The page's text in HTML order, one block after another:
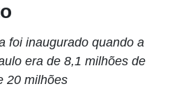
foi inaugurado quando a
era de 8,1 milhões de
20 milhões